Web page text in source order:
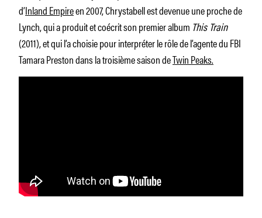
d’Inland Empireen 2007, Chrystabell est devenue une proche de
Lynch, qui a produit et coécrit son premier album This Train
(2011), et qui l’a choisie pour interpréter le rôle de l’agente du FBI
Tamara Preston dans la troisième saison deTwin Peaks.